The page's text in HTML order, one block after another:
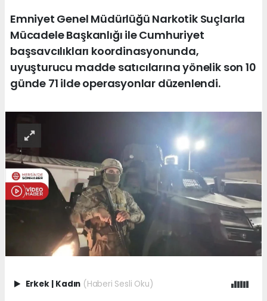
Emniyet Genel Müdürlüğü Narkotik Suçlarla
Mücadele Başkanlığı ile Cumhuriyet
başsavcılıkları koordinasyonunda,
uyuşturucu madde satıcılarına yönelik son 10
günde 71 ilde operasyonlar düzenlendi.
Erkek | Kadın (Haberi Sesli Oku)